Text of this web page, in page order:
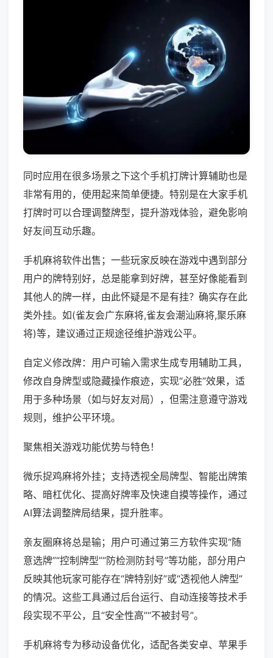
同时应用在很多场景之下这个手机打牌计算辅助也是
非常有用的，使用起来简单便捷。特别是在大家手机
打牌时可以合理调整牌型，提升游戏体验，避免影响
好友间互动乐趣。
手机麻将软件出售；一些玩家反映在游戏中遇到部分
用户的牌特别好，总是能拿到好牌，甚至好像能看到
其他人的牌一样，由此怀疑是不是有挂？确实存在此
类外挂。如(雀友会广东麻将,雀友会潮汕麻将,聚乐麻
将)等，建议通过正规途径维护游戏公平。
自定义修改牌：用户可输入需求生成专用辅助工具，
修改自身牌型或隐藏操作痕迹，实现“必胜”效果，适
用于多种场景（如与好友对局），但需注意遵守游戏
规则，维护公平环境。
聚焦相关游戏功能优势与特色！
微乐捉鸡麻将外挂；支持透视全局牌型、智能出牌策
略、暗杠优化、提高好牌率及快速自摸等操作，通过
AI算法调整牌局结果，提升胜率。
亲友圈麻将总是输；用户可通过第三方软件实现“随
意选牌”“控制牌型”“防检测防封号”等功能，部分用户
反映其他玩家可能存在“牌特别好”或“透视他人牌型”
的情况。这些工具通过后台运行、自动连接等技术手
段实现不平公，且“安全性高”“不被封号”。
手机麻将专为移动设备优化，适配各类安卓、苹果手